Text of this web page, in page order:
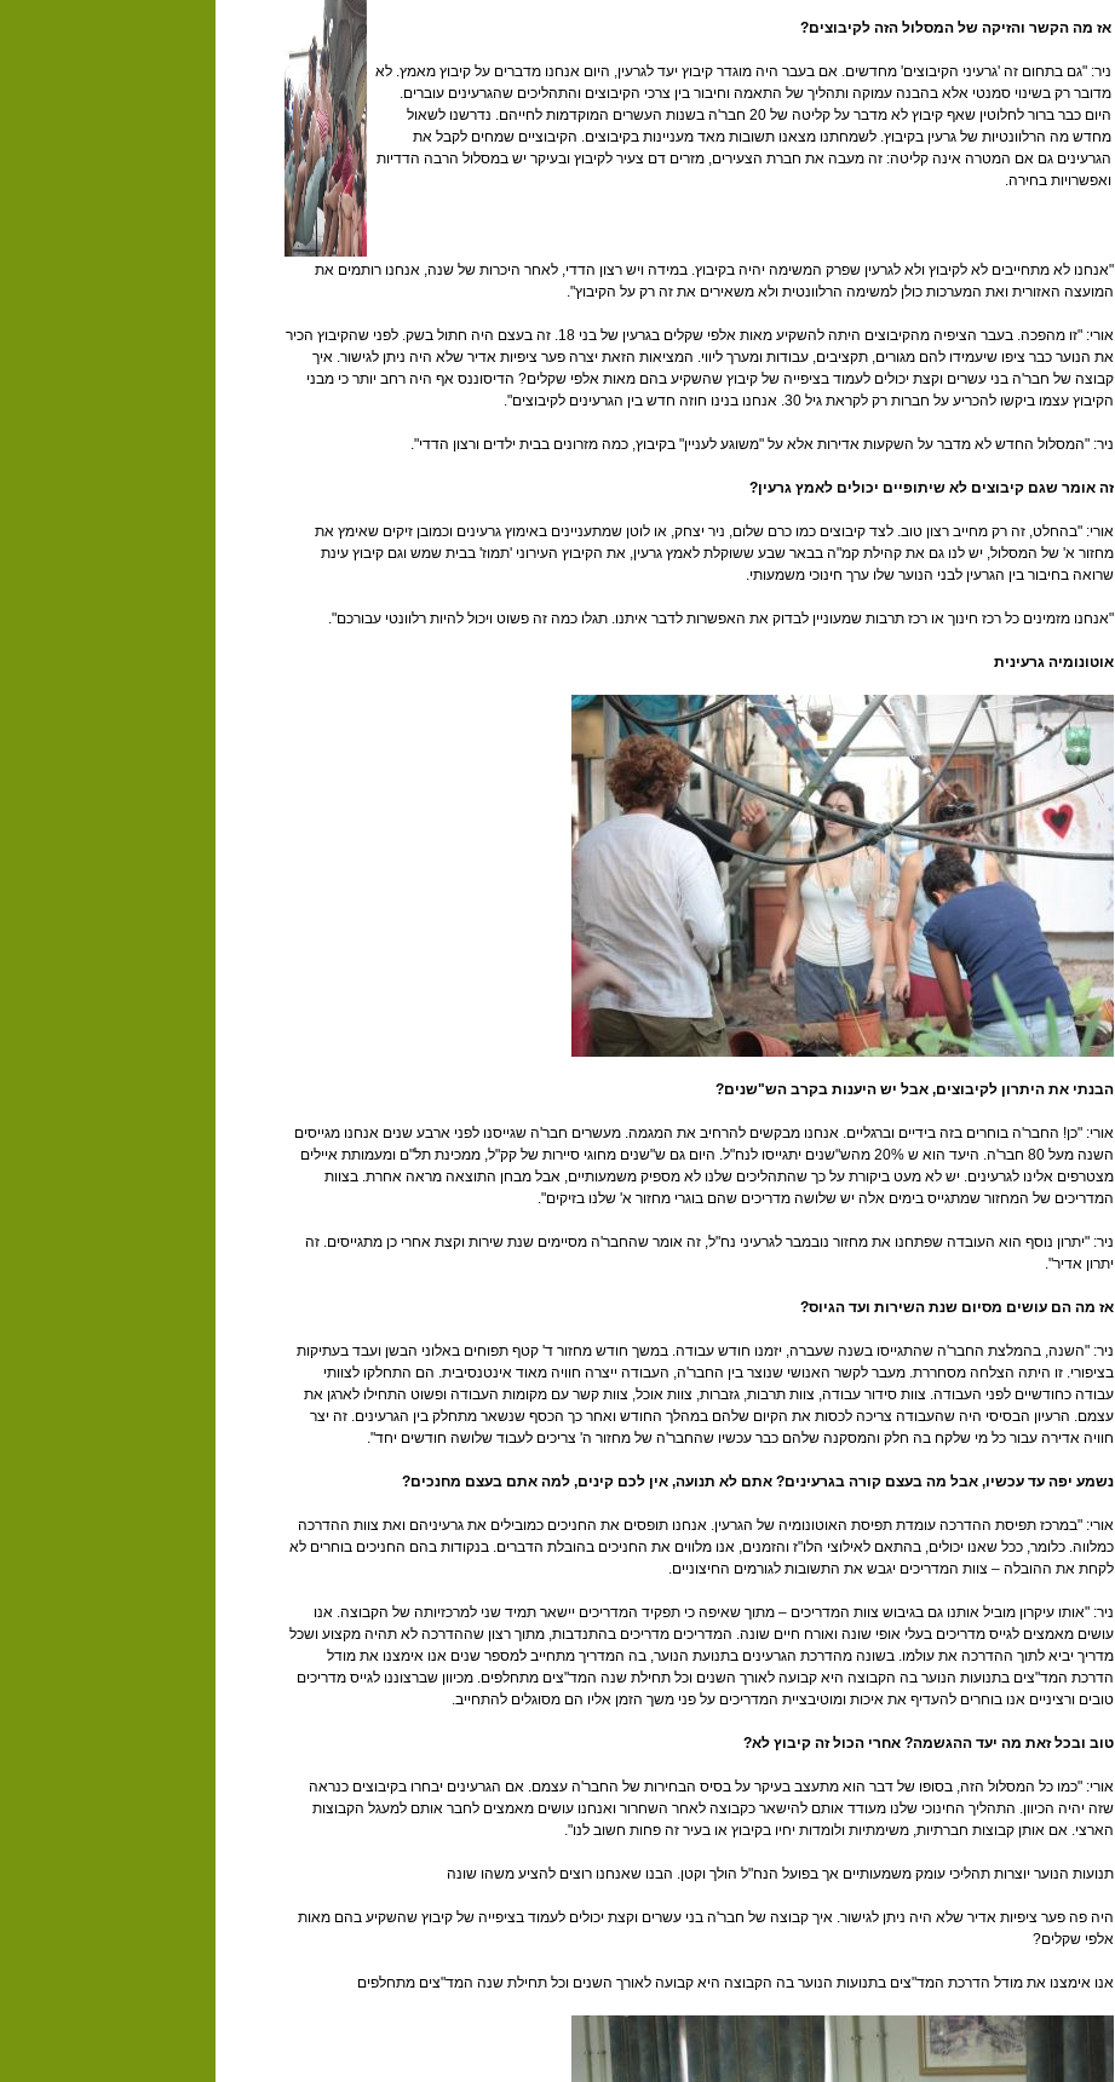
אז מה הקשר והזיקה של המסלול הזה לקיבוצים?
ניר: "גם בתחום זה 'גרעיני הקיבוצים' מחדשים. אם בעבר היה מוגדר קיבוץ יעד לגרעין, היום אנחנו מדברים על קיבוץ מאמץ. לא
מדובר רק בשינוי סמנטי אלא בהבנה עמוקה ותהליך של התאמה וחיבור בין צרכי הקיבוצים והתהליכים שהגרעינים עוברים.
היום כבר ברור לחלוטין שאף קיבוץ לא מדבר על קליטה של 20 חבר'ה בשנות העשרים המוקדמות לחייהם. נדרשנו לשאול
מחדש מה הרלוונטיות של גרעין בקיבוץ. לשמחתנו מצאנו תשובות מאד מעניינות בקיבוצים. הקיבוציים שמחים לקבל את
הגרעינים גם אם המטרה אינה קליטה: זה מעבה את חברת הצעירים, מזרים דם צעיר לקיבוץ ובעיקר יש במסלול הרבה הדדיות
ואפשרויות בחירה.
"אנחנו לא מתחייבים לא לקיבוץ ולא לגרעין שפרק המשימה יהיה בקיבוץ. במידה ויש רצון הדדי, לאחר היכרות של שנה, אנחנו רותמים את
המועצה האזורית ואת המערכות כולן למשימה הרלוונטית ולא משאירים את זה רק על הקיבוץ".
אורי: "זו מהפכה. בעבר הציפיה מהקיבוצים היתה להשקיע מאות אלפי שקלים בגרעין של בני 18. זה בעצם היה חתול בשק. לפני שהקיבוץ הכיר
את הנוער כבר ציפו שיעמידו להם מגורים, תקציבים, עבודות ומערך ליווי. המציאות הזאת יצרה פער ציפיות אדיר שלא היה ניתן לגישור. איך
קבוצה של חבר'ה בני עשרים וקצת יכולים לעמוד בציפייה של קיבוץ שהשקיע בהם מאות אלפי שקלים? הדיסוננס אף היה רחב יותר כי מבני
הקיבוץ עצמו ביקשו להכריע על חברות רק לקראת גיל 30. אנחנו בנינו חוזה חדש בין הגרעינים לקיבוצים".
ניר: "המסלול החדש לא מדבר על השקעות אדירות אלא על "משוגע לעניין" בקיבוץ, כמה מזרונים בבית ילדים ורצון הדדי".
זה אומר שגם קיבוצים לא שיתופיים יכולים לאמץ גרעין?
אורי: "בהחלט, זה רק מחייב רצון טוב. לצד קיבוצים כמו כרם שלום, ניר יצחק, או לוטן שמתעניינים באימוץ גרעינים וכמובן זיקים שאימץ את
מחזור א' של המסלול, יש לנו גם את קהילת קמ"ה בבאר שבע ששוקלת לאמץ גרעין, את הקיבוץ העירוני 'תמוז' בבית שמש וגם קיבוץ עינת
שרואה בחיבור בין הגרעין לבני הנוער שלו ערך חינוכי משמעותי.
"אנחנו מזמינים כל רכז חינוך או רכז תרבות שמעוניין לבדוק את האפשרות לדבר איתנו. תגלו כמה זה פשוט ויכול להיות רלוונטי עבורכם".
אוטונומיה גרעינית
הבנתי את היתרון לקיבוצים, אבל יש היענות בקרב הש"שנים?
אורי: "כן! החבר'ה בוחרים בזה בידיים וברגליים. אנחנו מבקשים להרחיב את המגמה. מעשרים חבר'ה שגייסנו לפני ארבע שנים אנחנו מגייסים
השנה מעל 80 חבר'ה. היעד הוא ש 20% מהש"שנים יתגייסו לנח"ל. היום גם ש"שנים מחוגי סיירות של קק"ל, ממכינת תל"ם ומעמותת איילים
מצטרפים אלינו לגרעינים. יש לא מעט ביקורת על כך שהתהליכים שלנו לא מספיק משמעותיים, אבל מבחן התוצאה מראה אחרת. בצוות
המדריכים של המחזור שמתגייס בימים אלה יש שלושה מדריכים שהם בוגרי מחזור א' שלנו בזיקים".
ניר: "יתרון נוסף הוא העובדה שפתחנו את מחזור נובמבר לגרעיני נח"ל, זה אומר שהחבר'ה מסיימים שנת שירות וקצת אחרי כן מתגייסים. זה
יתרון אדיר".
אז מה הם עושים מסיום שנת השירות ועד הגיוס?
ניר: "השנה, בהמלצת החבר'ה שהתגייסו בשנה שעברה, יזמנו חודש עבודה. במשך חודש מחזור ד' קטף תפוחים באלוני הבשן ועבד בעתיקות
בציפורי. זו היתה הצלחה מסחררת. מעבר לקשר האנושי שנוצר בין החבר'ה, העבודה ייצרה חוויה מאוד אינטנסיבית. הם התחלקו לצוותי
עבודה כחודשיים לפני העבודה. צוות סידור עבודה, צוות תרבות, גזברות, צוות אוכל, צוות קשר עם מקומות העבודה ופשוט התחילו לארגן את
עצמם. הרעיון הבסיסי היה שהעבודה צריכה לכסות את הקיום שלהם במהלך החודש ואחר כך הכסף שנשאר מתחלק בין הגרעינים. זה יצר
חוויה אדירה עבור כל מי שלקח בה חלק והמסקנה שלהם כבר עכשיו שהחבר'ה של מחזור ה' צריכים לעבוד שלושה חודשים יחד".
נשמע יפה עד עכשיו, אבל מה בעצם קורה בגרעינים? אתם לא תנועה, אין לכם קינים, למה אתם בעצם מחנכים?
אורי: "במרכז תפיסת ההדרכה עומדת תפיסת האוטונומיה של הגרעין. אנחנו תופסים את החניכים כמובילים את גרעיניהם ואת צוות ההדרכה
כמלווה. כלומר, ככל שאנו יכולים, בהתאם לאילוצי הלו"ז והזמנים, אנו מלווים את החניכים בהובלת הדברים. בנקודות בהם החניכים בוחרים לא
לקחת את ההובלה – צוות המדריכים יגבש את התשובות לגורמים החיצוניים.
ניר: "אותו עיקרון מוביל אותנו גם בגיבוש צוות המדריכים – מתוך שאיפה כי תפקיד המדריכים יישאר תמיד שני למרכזיותה של הקבוצה. אנו
עושים מאמצים לגייס מדריכים בעלי אופי שונה ואורח חיים שונה. המדריכים מדריכים בהתנדבות, מתוך רצון שההדרכה לא תהיה מקצוע ושכל
מדריך יביא לתוך ההדרכה את עולמו. בשונה מהדרכת הגרעינים בתנועת הנוער, בה המדריך מתחייב למספר שנים אנו אימצנו את מודל
הדרכת המד"צים בתנועות הנוער בה הקבוצה היא קבועה לאורך השנים וכל תחילת שנה המד"צים מתחלפים. מכיוון שברצוננו לגייס מדריכים
טובים ורציניים אנו בוחרים להעדיף את איכות ומוטיבציית המדריכים על פני משך הזמן אליו הם מסוגלים להתחייב.
טוב ובכל זאת מה יעד ההגשמה? אחרי הכול זה קיבוץ לא?
אורי: "כמו כל המסלול הזה, בסופו של דבר הוא מתעצב בעיקר על בסיס הבחירות של החבר'ה עצמם. אם הגרעינים יבחרו בקיבוצים כנראה
שזה יהיה הכיוון. התהליך החינוכי שלנו מעודד אותם להישאר כקבוצה לאחר השחרור ואנחנו עושים מאמצים לחבר אותם למעגל הקבוצות
הארצי. אם אותן קבוצות חברתיות, משימתיות ולומדות יחיו בקיבוץ או בעיר זה פחות חשוב לנו".
תנועות הנוער יוצרות תהליכי עומק משמעותיים אך בפועל הנח"ל הולך וקטן. הבנו שאנחנו רוצים להציע משהו שונה
היה פה פער ציפיות אדיר שלא היה ניתן לגישור. איך קבוצה של חבר'ה בני עשרים וקצת יכולים לעמוד בציפייה של קיבוץ שהשקיע בהם מאות
אלפי שקלים?
אנו אימצנו את מודל הדרכת המד"צים בתנועות הנוער בה הקבוצה היא קבועה לאורך השנים וכל תחילת שנה המד"צים מתחלפים